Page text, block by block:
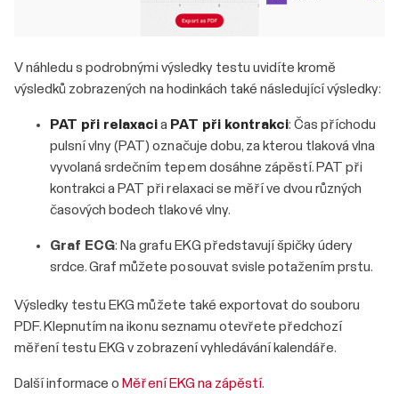
V náhledu s podrobnými výsledky testu uvidíte kromě
výsledků zobrazených na hodinkách také následující výsledky:
PAT při relaxacia PAT při kontrakci: Čas příchodu
pulsní vlny (PAT) označuje dobu, za kterou tlaková vlna
vyvolaná srdečním tepem dosáhne zápěstí. PAT při
kontrakci a PAT při relaxaci se měří ve dvou různých
časových bodech tlakové vlny.
Graf ECG: Na grafu EKG představují špičky údery
srdce. Graf můžete posouvat svisle potažením prstu.
Výsledky testu EKG můžete také exportovat do souboru
PDF. Klepnutím na ikonu seznamu otevřete předchozí
měření testu EKG v zobrazení vyhledávání kalendáře.
Další informace o Měření EKG na zápěstí.